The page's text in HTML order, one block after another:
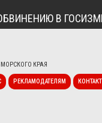
КРАЯ
РЕКЛАМОДАТЕЛЯМ
В